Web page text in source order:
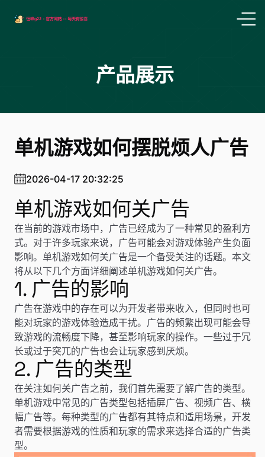
产品展示
单机游戏如何摆脱烦人广告
2026-04-17 20:32:25
单机游戏如何关广告
在当前的游戏市场中，广告已经成为了一种常见的盈利方
式。对于许多玩家来说，广告可能会对游戏体验产生负面
影响。单机游戏如何关广告是一个备受关注的话题。本文
将从以下几个方面详细阐述单机游戏如何关广告。
1. 广告的影响
广告在游戏中的存在可以为开发者带来收入，但同时也可
能对玩家的游戏体验造成干扰。广告的频繁出现可能会导
致游戏的流畅度下降，甚至影响玩家的操作。一些过于冗
长或过于突兀的广告也会让玩家感到厌烦。
2. 广告的类型
在关注如何关广告之前，我们首先需要了解广告的类型。
单机游戏中常见的广告类型包括插屏广告、视频广告、横
幅广告等。每种类型的广告都有其特点和适用场景，开发
者需要根据游戏的性质和玩家的需求来选择合适的广告类
型。